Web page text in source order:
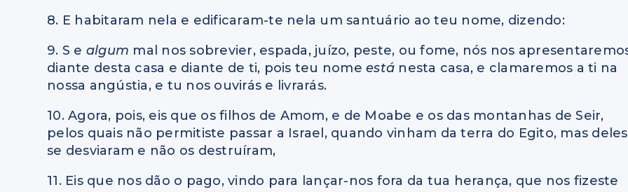
8. E habitaram nela e edificaram-te nela um santuário ao teu nome, dizendo:
9. S e algum mal nos sobrevier, espada, juízo, peste, ou fome, nós nos
diante desta casa e diante de ti, pois teu nomeestá nesta casa, e clamaremos a ti na
nossa angústia, e tu nos ouvirás e livrarás.
10. Agora, pois, eis que os filhos de Amom, e de Moabe e os das montanhas de Seir,
pelos quais não permitiste passar a Israel, quando vinham da terra do Egito, mas deles
se desviaram e não os destruíram,
11. Eis que nos dão o pago, vindo para lançar-nos fora da tua herança, que nos fizeste